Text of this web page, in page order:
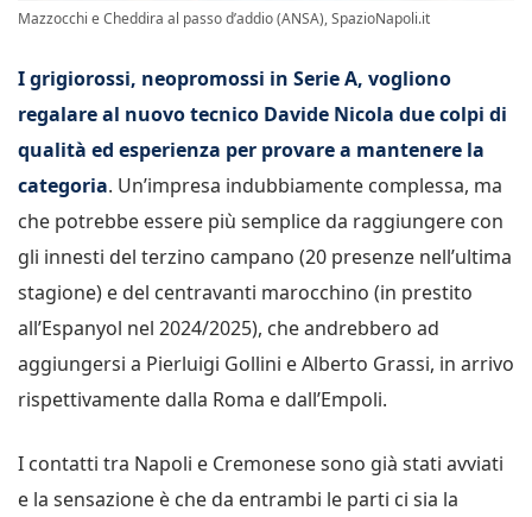
Mazzocchi e Cheddira al passo d’addio (ANSA), SpazioNapoli.it
I grigiorossi, neopromossi in Serie A, vogliono
regalare al nuovo tecnico Davide Nicola due colpi di
qualità ed esperienza per provare a mantenere la
categoria. Un’impresa indubbiamente complessa, ma
che potrebbe essere più semplice da raggiungere con
gli innesti del terzino campano (20 presenze nell’ultima
stagione) e del centravanti marocchino (in prestito
all’Espanyol nel 2024/2025), che andrebbero ad
aggiungersi a Pierluigi Gollini e Alberto Grassi, in arrivo
rispettivamente dalla Roma e dall’Empoli.
I contatti tra Napoli e Cremonese sono già stati avviati
e la sensazione è che da entrambi le parti ci sia la